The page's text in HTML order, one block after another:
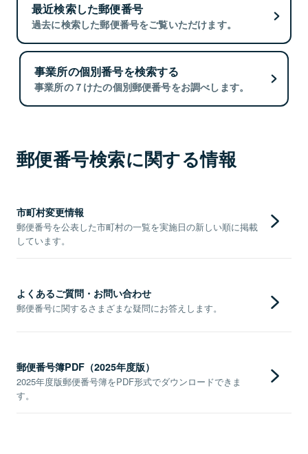
最近検索した郵便番号
過去に検索した郵便番号をご覧いただけます。
事業所の個別番号を検索する
事業所の７けたの個別郵便番号をお調べします。
郵便番号検索に関する情報
市町村変更情報
郵便番号を公表した市町村の一覧を実施日の新しい順に掲載
しています。
よくあるご質問・お問い合わせ
郵便番号に関するさまざまな疑問にお答えします。
郵便番号簿PDF（2025年度版）
2025年度版郵便番号簿をPDF形式でダウンロードできま
す。